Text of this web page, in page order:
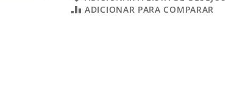
ADICIONAR PARA COMPARAR